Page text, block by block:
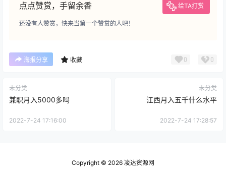
点点赞赏，手留余香 给TA打赏
还没有人赞赏，快来当第一个赞赏的人吧！
海报分享 收藏 0 0
未分类
兼职月入5000多吗
2022-7-24 17:16:00
未分类
江西月入五千什么水平
2022-7-24 17:28:57
Copyright © 2026 凌达资源网